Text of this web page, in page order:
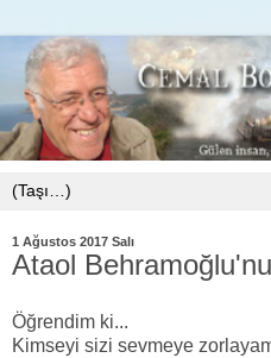
1 Ağustos 2017 Salı
Ataol
Öğrendim ki...
Kimseyi sizi sevmeye